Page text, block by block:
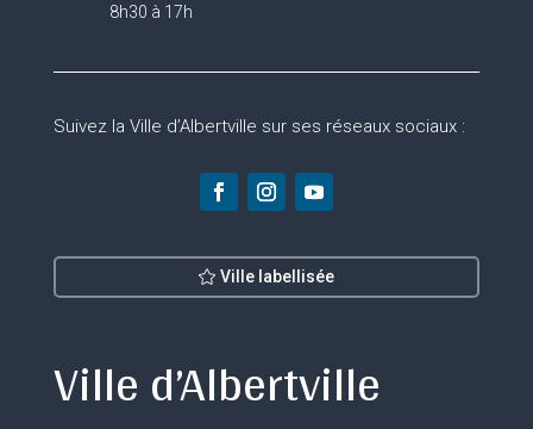
8h30 à 17h
Suivez la Ville d’Albertville sur ses réseaux sociaux :
Ville labellisée
Ville d’Albertville